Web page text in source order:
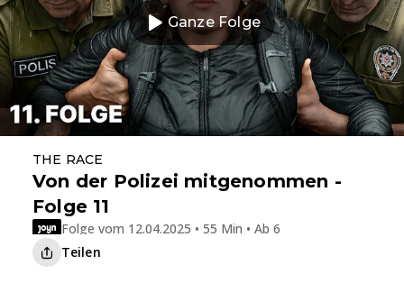
Ganze Folge
THE RACE
Von der Polizei mitgenommen -
Folge 11
Folge vom 12.04.2025 • 55 Min • Ab 6
Teilen